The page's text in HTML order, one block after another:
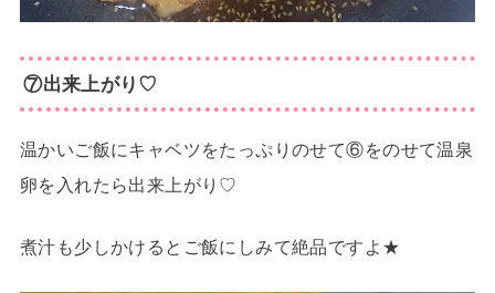
⑦出来上がり♡
温かいご飯にキャベツをたっぷりのせて⑥をのせて温泉
卵を入れたら出来上がり♡
煮汁も少しかけるとご飯にしみて絶品ですよ★